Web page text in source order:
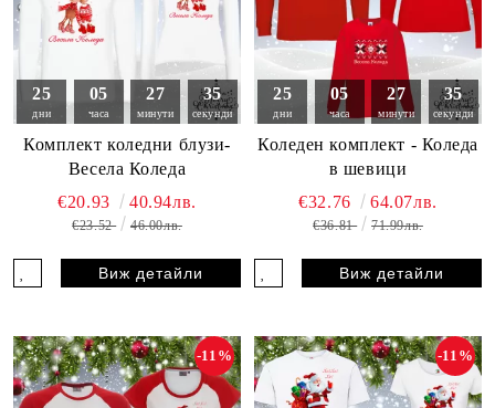
25
дни
05
часа
27
минути
33
секунди
Комплект коледни блузи-
Весела Коледа
€20.93 40.94лв.
€23.52 46.00лв.
Виж детайли
25
дни
05
часа
27
минути
33
секунди
Коледен комплект - Коледа
в шевици
€32.76 64.07лв.
€36.81 71.99лв.
Виж детайли
-11% -11%